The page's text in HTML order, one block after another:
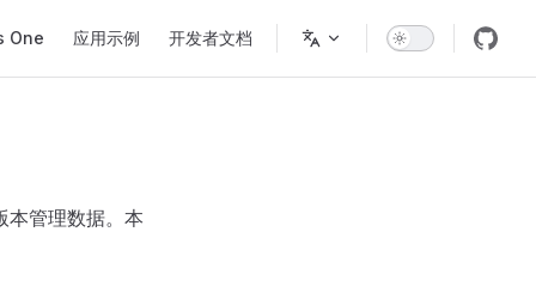
One 应用示例 开发者文档
本管理数据。本